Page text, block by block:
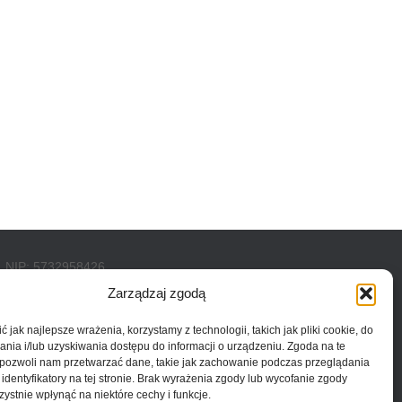
Zarządzaj zgodą
jak najlepsze wrażenia, korzystamy z technologii, takich jak pliki cookie, do
i/lub uzyskiwania dostępu do informacji o urządzeniu. Zgoda na te
nam przetwarzać dane, takie jak zachowanie podczas przeglądania
na tej stronie. Brak wyrażenia zgody lub wycofanie zgody
wpłynąć na niektóre cechy i funkcje.
NIP: 5732958426
Kapitał zakładowy
50 000 zł w całości opłacony